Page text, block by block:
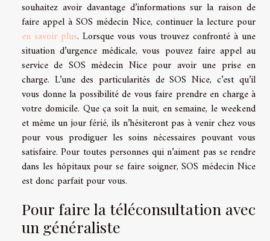
souhaitez avoir davantage d’informations sur la raison de
faire appel à SOS médecin Nice, continuer la lecture pour
en savoir plus. Lorsque vous vous trouvez confronté à une
situation d’urgence médicale, vous pouvez faire appel au
service de SOS médecin Nice pour avoir une prise en
charge. L’une des particularités de SOS Nice, c’est qu’il
vous donne la possibilité de vous faire prendre en charge à
votre domicile. Que ça soit la nuit, en semaine, le weekend
et même un jour férié, ils n’hésiteront pas à venir chez vous
pour vous prodiguer les soins nécessaires pouvant vous
satisfaire. Pour toutes personnes qui n’aiment pas se rendre
dans les hôpitaux pour se faire soigner, SOS médecin Nice
est donc parfait pour vous.
Pour faire la téléconsultation avec
un généraliste